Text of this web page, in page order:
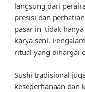
langsung dari
presisi dan
pasar ini tidak
karya seni.
ritual yang dihargai
Sushi tradisional
kesederhanaan dan